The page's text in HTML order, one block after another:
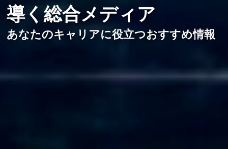
導く総合メディア
あなたのキャリアに役立つおすすめ情報